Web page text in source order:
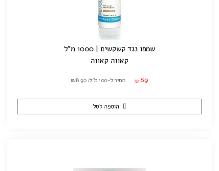
שמפו נגד קשקשים | 1000 מ"ל
קאווה קאווה
₪ 89 מחיר ל-100 מ"ל: ₪8.90
הוספה לסל